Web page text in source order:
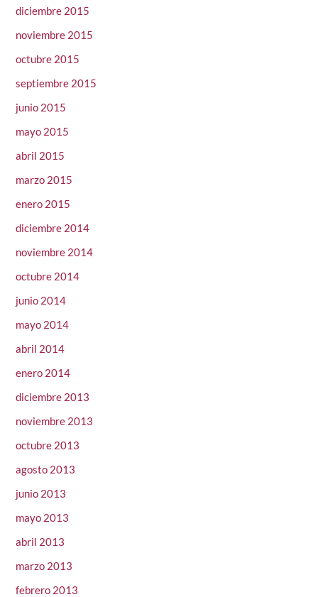
diciembre 2015
noviembre 2015
octubre 2015
septiembre 2015
junio 2015
mayo 2015
abril 2015
marzo 2015
enero 2015
diciembre 2014
noviembre 2014
octubre 2014
junio 2014
mayo 2014
abril 2014
enero 2014
diciembre 2013
noviembre 2013
octubre 2013
agosto 2013
junio 2013
mayo 2013
abril 2013
marzo 2013
febrero 2013